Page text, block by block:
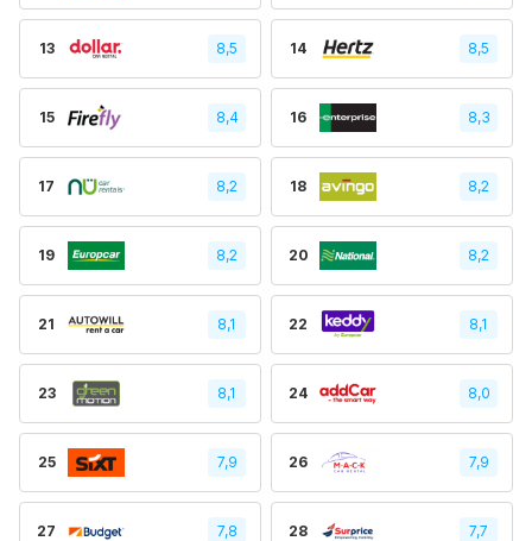
13 8,5 14 8,5
15 8,4 16 8,3
17 8,2 18 8,2
19 8,2 20 8,2
21 8,1 22 8,1
23 8,1 24 8,0
25 7,9 26 7,9
27 7,8 28 7,7